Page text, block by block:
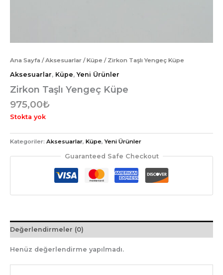
Ana Sayfa /Aksesuarlar /Küpe / Zirkon Taşlı Yengeç Küpe
Aksesuarlar, Küpe,Yeni Ürünler
Zirkon Taşlı Yengeç Küpe
975,00₺
Stokta yok
Kategoriler: Aksesuarlar, Küpe,Yeni Ürünler
Guaranteed Safe Checkout
Değerlendirmeler (0)
Henüz değerlendirme yapılmadı.